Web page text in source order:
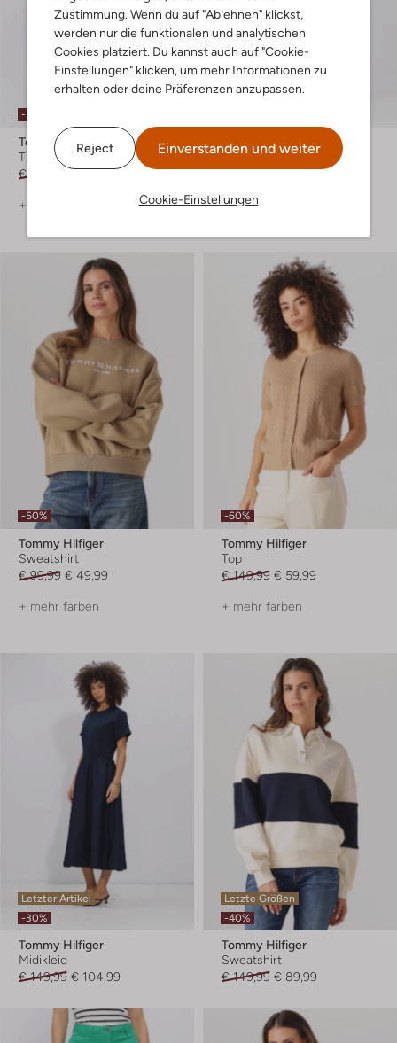
Zustimmung. Wenn du auf "Ablehnen" klickst,
werden nur die funktionalen und analytischen
Cookies platziert. Du kannst auch auf "Cookie-
Einstellungen" klicken, um mehr Informationen zu
erhalten oder deine Präferenzen anzupassen.
Reject Einverstanden und weiter
Cookie-Einstellungen
-50%
Tommy Hilfiger
T-shirt
€ 39,99
€ 19,99
+ mehr farben
Tommy Hilfiger
Midikleid
€ 159,99 € 79,99
-50%
Tommy Hilfiger
Sweatshirt
€ 99,99 € 49,99
+ mehr farben
-60%
Tommy Hilfiger
Top
€ 149,99 € 59,99
+ mehr farben
Letzter Artikel
-30%
Tommy Hilfiger
Midikleid
€ 149,99 € 104,99
Letzte Größen
-40%
Tommy Hilfiger
Sweatshirt
€ 149,99 € 89,99